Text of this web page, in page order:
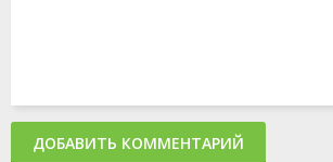
ДОБАВИТЬ КОММЕНТАРИЙ